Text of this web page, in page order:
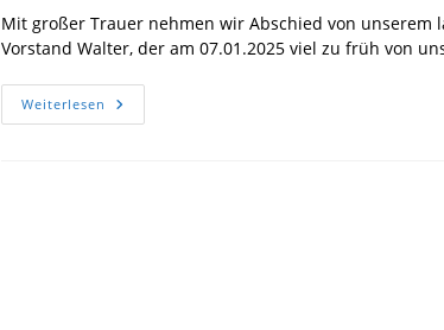
Mit großer Trauer nehmen wir Abschied von unserem
Vorstand Walter, der am 07.01.2025 viel zu früh von
Weiterlesen Nachruf
Walter